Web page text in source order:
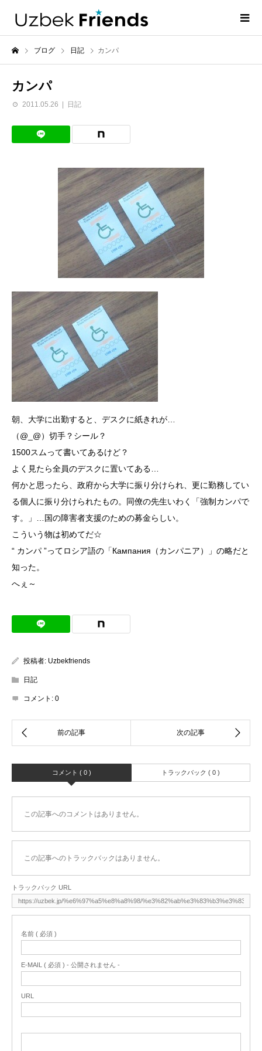
ブログ 日記 カンパ
カンパ
2011.05.26 日記
朝、大学に出勤すると、デスクに紙きれが…
（@_@）切手？シール？
1500スムって書いてあるけど？
よく見たら全員のデスクに置いてある…
何かと思ったら、政府から大学に振り分けられ、更に勤務してい
る個人に振り分けられたもの。同僚の先生いわく「強制カンパで
す。」…国の障害者支援のための募金らしい。
こういう物は初めてだ☆
“ カンパ ”ってロシア語の「Кампания（カンパニア）」の略だと
知った。
へぇ～
投稿者: Uzbekfriends
日記
コメント: 0
コメント ( 0 ) トラックバック ( 0 )
この記事へのコメントはありません。
この記事へのトラックバックはありません。
トラックバック URL
名前 ( 必須 )
E-MAIL ( 必須 ) - 公開されません -
URL